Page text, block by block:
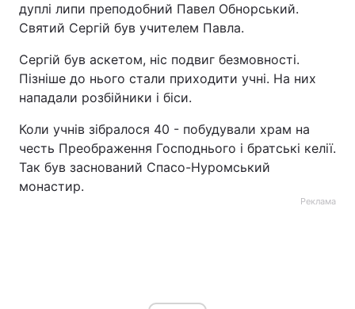
Тема оформлення
дуплі липи преподобний Павел Обнорський.
Святий Сергій був учителем Павла.
Сергій був аскетом, ніс подвиг безмовності.
Пізніше до нього стали приходити учні. На них
нападали розбійники і біси.
Коли учнів зібралося 40 - побудували храм на
честь Преображення Господнього і братські келії.
Так був заснований Спасо-Нуромський
монастир.
Реклама